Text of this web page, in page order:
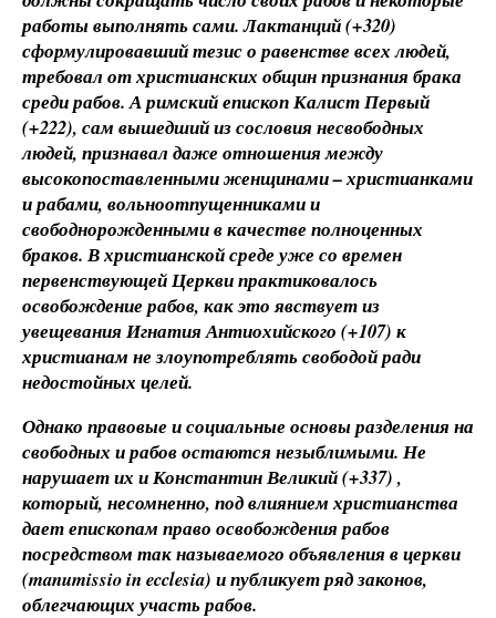
работы выполнять сами. Лактанций (+320)
сформулировавший тезис о равенстве всех людей,
требовал от христианских общин признания брака
среди рабов. А римский епископ Калист Первый
(+222), сам вышедший из сословия несвободных
людей, признавал даже отношения между
высокопоставленными женщинами – христианками
и рабами, вольноотпущенниками и
свободнорожденными в качестве полноценных
браков. В христианской среде уже со времен
первенствующей Церкви практиковалось
освобождение рабов, как это явствует из
увещевания Игнатия Антиохийского (+107) к
христианам не злоупотреблять свободой ради
недостойных целей.
Однако правовые и социальные основы разделения на
свободных и рабов остаются незыблимыми. Не
нарушает их и Константин Великий (+337) ,
который, несомненно, под влиянием христианства
дает епископам право освобождения рабов
посредством так называемого объявления в церкви
(manumissio in ecclesia) и публикует ряд законов,
облегчающих участь рабов.